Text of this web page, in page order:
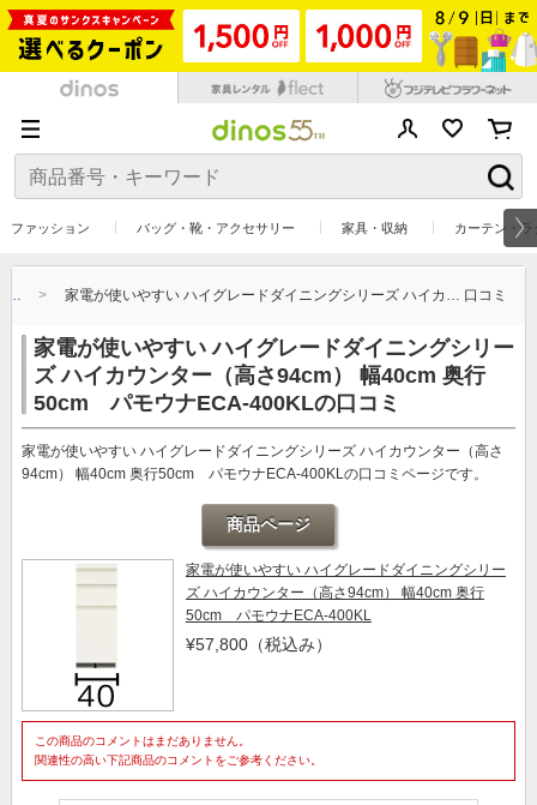
ファッション バッグ・靴・アクセサリー 家具・収納 カーテン・
… 家電が使いやすい ハイグレードダイニングシリーズ ハイカ… 口コミ
家電が使いやすい ハイグレードダイニングシリー
ズ ハイカウンター（高さ94cm） 幅40cm 奥行
50cm パモウナECA-400KLの口コミ
家電が使いやすい ハイグレードダイニングシリーズ ハイカウンター（高さ
94cm） 幅40cm 奥行50cm パモウナECA-400KLの口コミページです。
商品ページ
家電が使いやすい ハイグレードダイニングシリー
ズ ハイカウンター（高さ94cm） 幅40cm 奥行
50cm パモウナECA-400KL
¥57,800（税込み）
この商品のコメントはまだありません。
関連性の高い下記商品のコメントをご参考ください。